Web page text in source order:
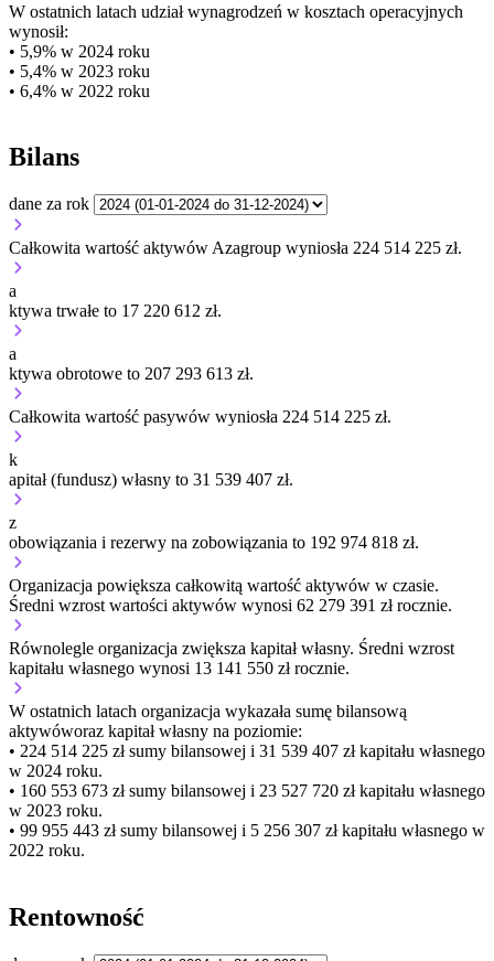
W ostatnich latach udział wynagrodzeń w kosztach operacyjnych
wynosił:
• 5,9% w 2024 roku
• 5,4% w 2023 roku
• 6,4% w 2022 roku
Bilans
dane za rok
Całkowita wartość aktywów Azagroup wyniosła 224 514 225 zł.
a
ktywa trwałe to 17 220 612 zł.
a
ktywa obrotowe to 207 293 613 zł.
Całkowita wartość pasywów wyniosła 224 514 225 zł.
k
apitał (fundusz) własny to 31 539 407 zł.
z
obowiązania i rezerwy na zobowiązania to 192 974 818 zł.
Organizacja powiększa całkowitą wartość aktywów w czasie.
Średni wzrost wartości aktywów wynosi 62 279 391 zł rocznie.
Równolegle organizacja zwiększa kapitał własny. Średni wzrost
kapitału własnego wynosi 13 141 550 zł rocznie.
W ostatnich latach organizacja wykazała sumę bilansową
aktywóworaz kapitał własny na poziomie:
• 224 514 225 złsumy bilansowej i 31 539 407 zł kapitału własnego
w 2024 roku.
• 160 553 673 złsumy bilansowej i 23 527 720 zł kapitału własnego
w 2023 roku.
• 99 955 443 złsumy bilansowej i 5 256 307 zł kapitału własnego w
2022 roku.
Rentowność